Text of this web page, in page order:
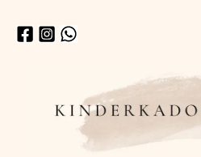
naar